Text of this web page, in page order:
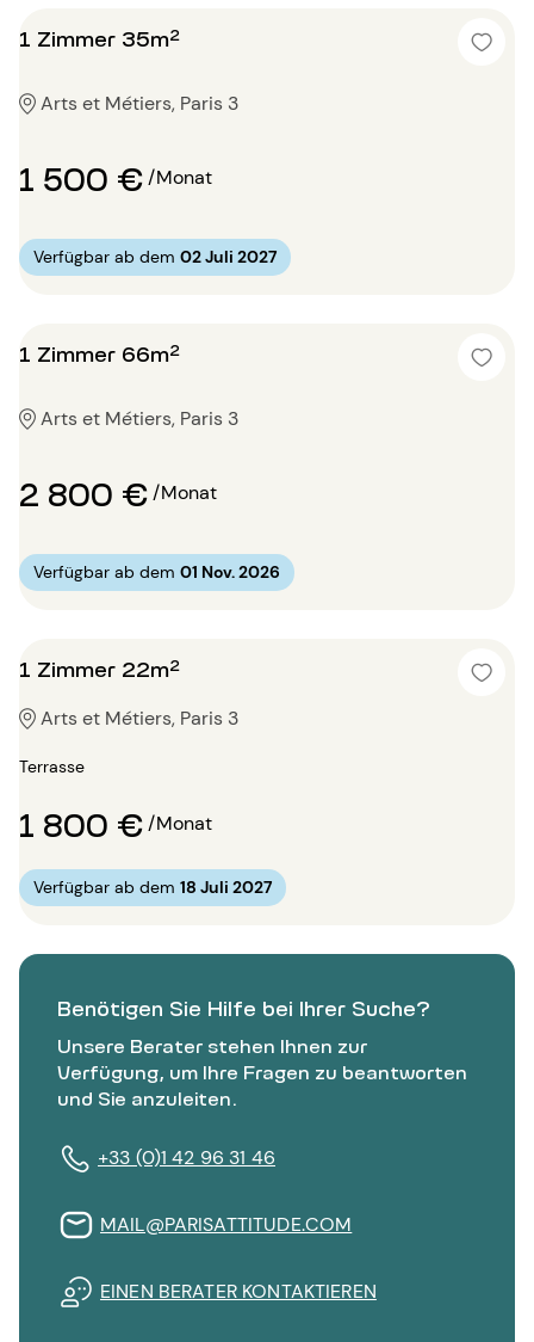
Benötigen Sie Hilfe bei Ihrer Suche?
Unsere Berater stehen Ihnen zur
Verfügung, um Ihre Fragen zu beantworten
und Sie anzuleiten.
+33 (0)1 42 96 31 46
MAIL@PARISATTITUDE.COM
EINEN BERATER KONTAKTIEREN
1 Zimmer 35m²
Arts et Métiers, Paris 3
1 500 €/Monat
Verfügbar ab dem 02 Juli 2027
1 Zimmer 66m²
Arts et Métiers, Paris 3
2 800 €/Monat
Verfügbar ab dem 01 Nov. 2026
1 Zimmer 22m²
Arts et Métiers, Paris 3
Terrasse
1 800 €/Monat
Verfügbar ab dem 18 Juli 2027